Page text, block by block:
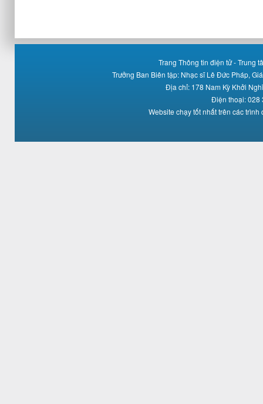
Trang Thông tin điện tử - Trung
Trưởng Ban Biên tập: Nhạc sĩ Lê Đức Pháp,
Địa chỉ: 178 Nam Kỳ Khởi
Điện thoại: 028
Website chạy tốt nhất trên các